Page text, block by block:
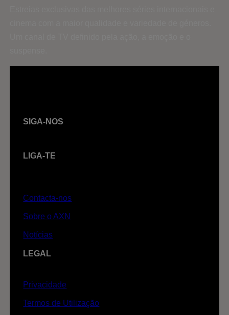
SIGA-NOS
LIGA-TE
Contacta-nos
Sobre o AXN
Notícias
LEGAL
Privacidade
Termos de Utilização